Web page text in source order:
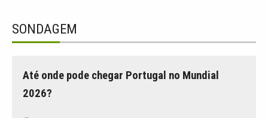
SONDAGEM
Até onde pode chegar Portugal no Mundial
2026?